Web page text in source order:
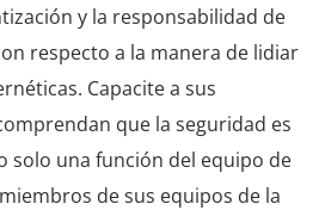
y la responsabilidad de
respecto a la manera de lidiar
Capacite a sus
que la seguridad es
solo una función del equipo de
de sus equipos de la